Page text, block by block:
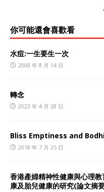
你可能還會喜歡看
水痘:一生要生一次
2008 年 8 月 14 日
轉念
2023 年 4 月 28 日
Bliss Emptiness and
2018 年 7 月 25 日
香港產婦精神性健康與心理
康及胎兒健康的研究(論文摘